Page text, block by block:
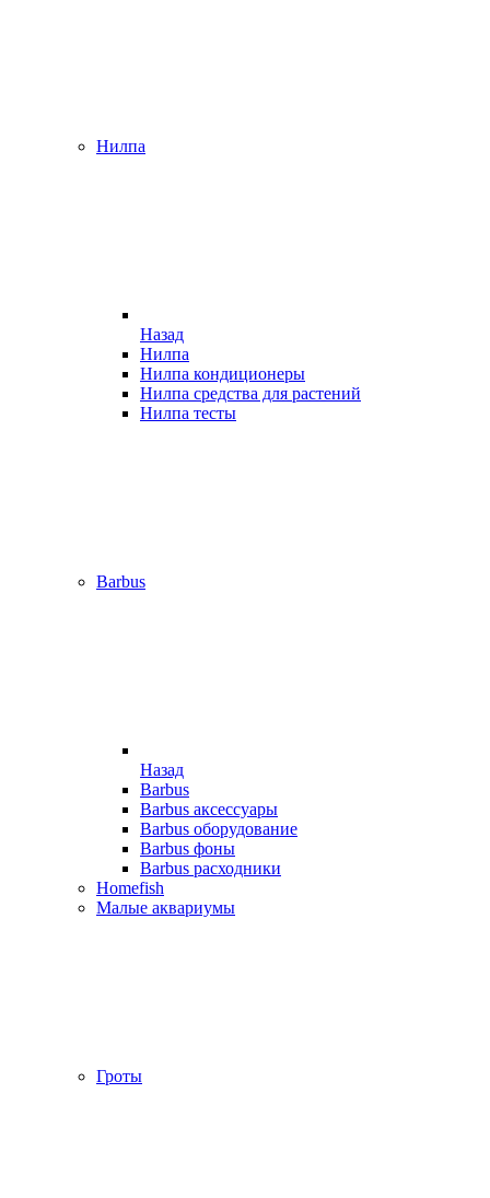
Нилпа
Назад
Нилпа
Нилпа кондиционеры
Нилпа средства для растений
Нилпа тесты
Barbus
Назад
Barbus
Barbus аксессуары
Barbus оборудование
Barbus фоны
Barbus расходники
Homefish
Малые аквариумы
Гроты